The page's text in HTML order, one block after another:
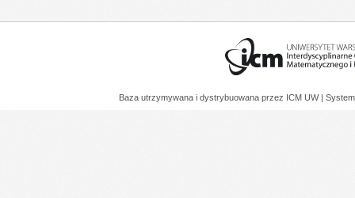
Baza utrzymywana i dystrybuowana przez ICM UW |